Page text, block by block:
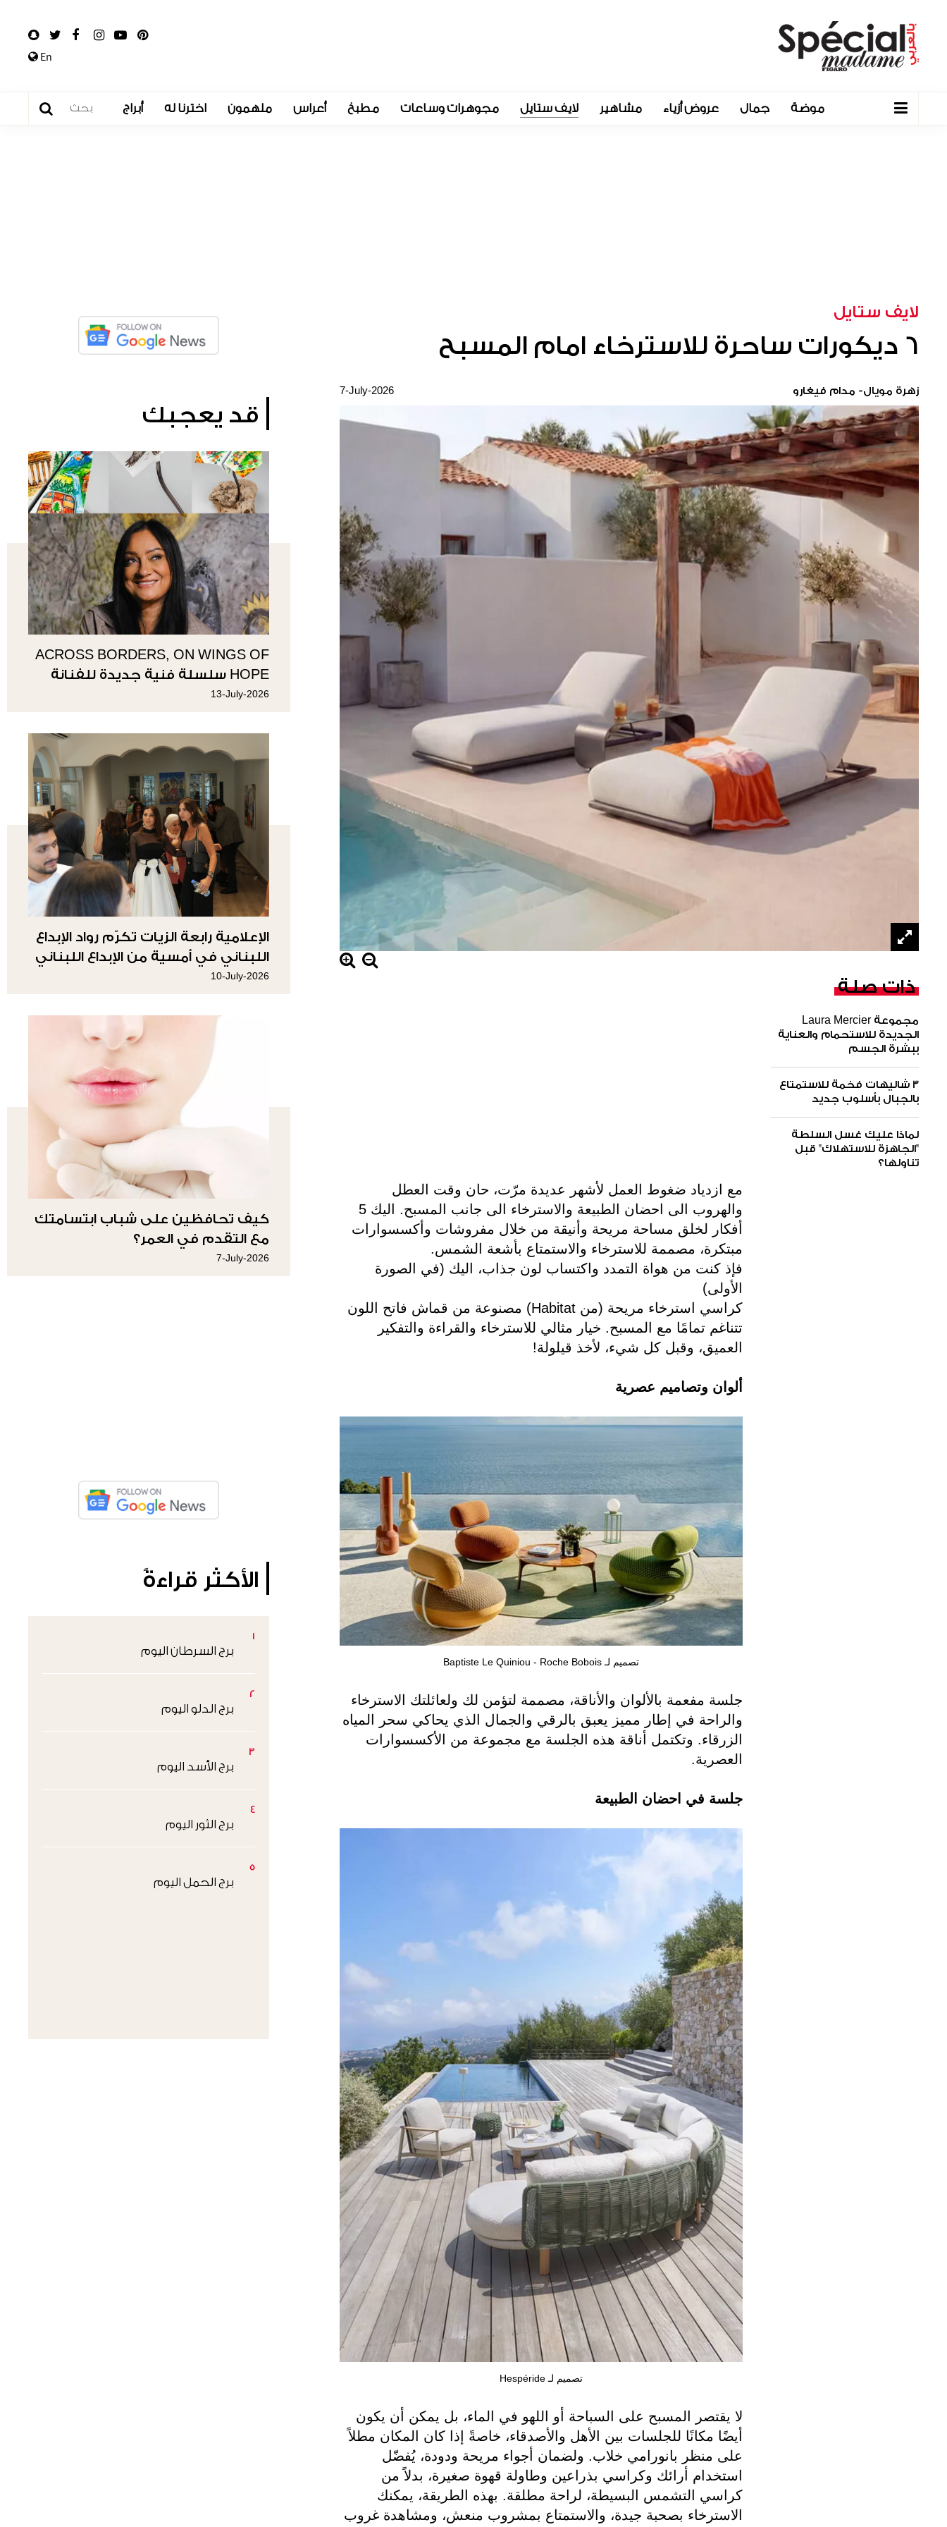
En
موضة جمال عروض أزياء مشاهير لايف ستايل مجوهرات وساعات مطبخ أعراس ملهمون اخترنا له أبراج
لايف ستايل
6 ديكورات ساحرة للاسترخاء امام المسبح
زهرة مويال- مدام فيغارو 7-July-2026
ذات صلة
مجموعة Laura Mercier
الجديدة للاستحمام والعناية
ببشرة الجسم
3 شاليهات فخمة للاستمتاع
بالجبال بأسلوب جديد
لماذا عليك غسل السلطة
"الجاهزة للاستهلاك" قبل
تناولها؟
مع ازدياد ضغوط العمل لأشهر عديدة مرّت، حان وقت العطل
والهروب الى احضان الطبيعة والاسترخاء الى جانب المسبح. اليك 5
أفكار لخلق مساحة مريحة وأنيقة من خلال مفروشات وأكسسوارات
مبتكرة، مصممة للاسترخاء والاستمتاع بأشعة الشمس.
فإذ كنت من هواة التمدد واكتساب لون جذاب، اليك (في الصورة
الأولى)
كراسي استرخاء مريحة (من Habitat) مصنوعة من قماش فاتح اللون
تتناغم تمامًا مع المسبح. خيار مثالي للاسترخاء والقراءة والتفكير
العميق، وقبل كل شيء، لأخذ قيلولة!
ألوان وتصاميم عصرية
تصميم لـ Baptiste Le Quiniou - Roche Bobois
جلسة مفعمة بالألوان والأناقة، مصممة لتؤمن لك ولعائلتك الاسترخاء
والراحة في إطار مميز يعبق بالرقي والجمال الذي يحاكي سحر المياه
الزرقاء. وتكتمل أناقة هذه الجلسة مع مجموعة من الأكسسوارات
العصرية.
جلسة في احضان الطبيعة
تصميم لـ Hespéride
لا يقتصر المسبح على السباحة أو اللهو في الماء، بل يمكن أن يكون
أيضًا مكانًا للجلسات بين الأهل والأصدقاء، خاصةً إذا كان المكان مطلاً
على منظر بانورامي خلاب. ولضمان أجواء مريحة ودودة، يُفضّل
استخدام أرائك وكراسي بذراعين وطاولة قهوة صغيرة، بدلاً من
كراسي التشمس البسيطة، لراحة مطلقة. بهذه الطريقة، يمكنك
الاسترخاء بصحبة جيدة، والاستمتاع بمشروب منعش، ومشاهدة غروب
قد يعجبك
ACROSS BORDERS, ON WINGS OF
HOPE سلسلة فنية جديدة للفنانة
سوزي ناصيف
13-July-2026
الإعلامية رابعة الزيات تكرّم رواد الإبداع
اللبناني في أمسية من الإبداع اللبناني
10-July-2026
كيف تحافظين على شباب ابتسامتك
مع التقدم في العمر؟
7-July-2026
الأكثر قراءةً
1
برج السرطان اليوم
2
برج الدلو اليوم
3
برج الأسد اليوم
4
برج الثور اليوم
5
برج الحمل اليوم